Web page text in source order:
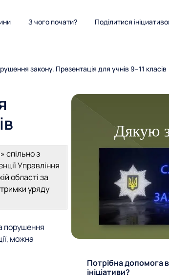
З чого почати? Поділитися
закону. Презентація для учнів 9–11 класів
спільно з
Управління
області за
уряду
порушення
можна
Ф
Потрібна допомога в
ініціативи?